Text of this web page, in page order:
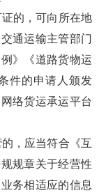
的，可向所在地
通运输主管部门
》《道路货物运
件的申请人颁发
络货运承运平台
，应当符合《互
规章关于经营性
务相适应的信息